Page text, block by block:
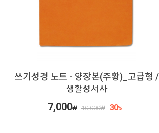
쓰기성경 노트 - 양장본(주황)_고급형 /
생활성서사
7,000₩ 10,000₩ 30%